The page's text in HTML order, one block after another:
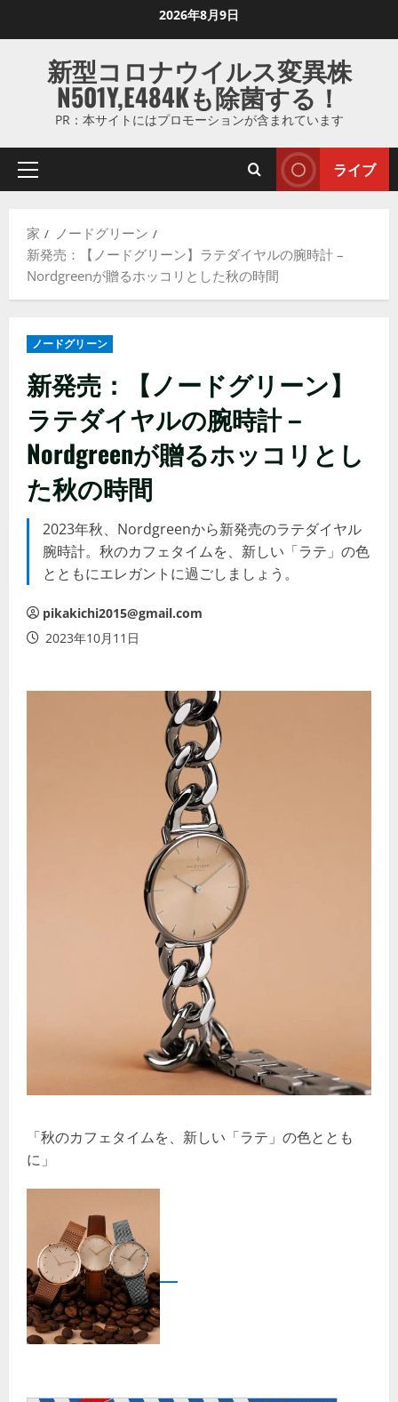
ス
ッ
2026年8月9日
新型コロナウイルス変異株
N501Y,E484Kも除菌する！
PR：本サイトにはプロモーションが含まれています
プ
マ
リ
メ
ー
ライブ
家
ノードグリーン
新発売：【ノードグリーン】ラテダイヤルの腕時計 –
Nordgreenが贈るホッコリとした秋の時間
ノードグリーン
新発売：【ノードグリーン】
ラテダイヤルの腕時計 –
Nordgreenが贈るホッコリとし
た秋の時間
2023年秋、Nordgreenから新発売のラテダイヤル
腕時計。秋のカフェタイムを、新しい「ラテ」の色
とともにエレガントに過ごしましょう。
pikakichi2015@gmail.com
2023年10月11日
「秋のカフェタイムを、新しい「ラテ」の色ととも
に」